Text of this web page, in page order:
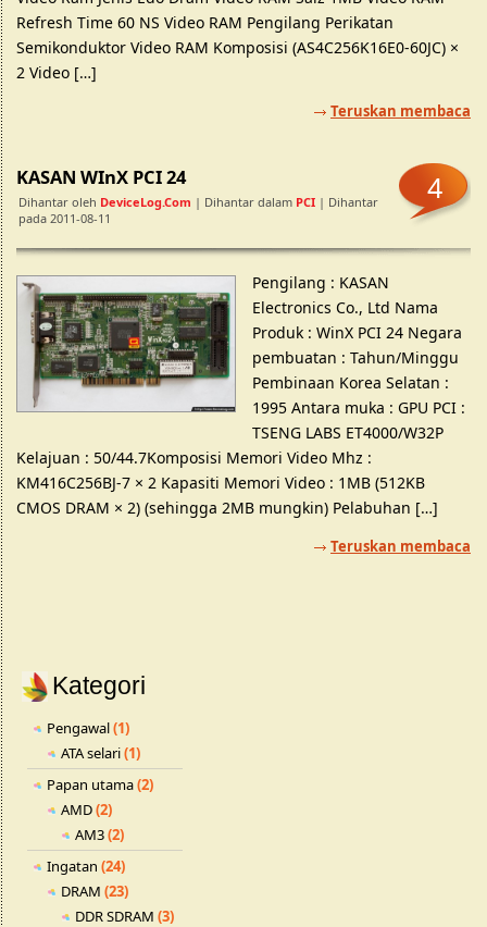
Refresh Time 60 NS Video RAM Pengilang Perikatan
Semikonduktor Video RAM Komposisi (AS4C256K16E0-60JC) ×
2 Video […]
Teruskan membaca
KASAN WInX PCI 24
Dihantar oleh DeviceLog.com | Dihantar dalam PCI | Dihantar
pada 2011-08-11
4
Pengilang : KASAN
Electronics Co., Ltd Nama
Produk : WinX PCI 24 Negara
pembuatan : Tahun/Minggu
Pembinaan Korea Selatan :
1995 Antara muka : GPU PCI :
TSENG LABS ET4000/W32P
Kelajuan : 50/44.7Komposisi Memori Video Mhz :
KM416C256BJ-7 × 2 Kapasiti Memori Video : 1MB (512KB
CMOS DRAM × 2) (sehingga 2MB mungkin) Pelabuhan […]
Teruskan membaca
Kategori
Pengawal(1)
ATA selari(1)
Papan utama(2)
AMD(2)
AM3(2)
Ingatan (24)
DRAM (23)
DDR SDRAM (3)